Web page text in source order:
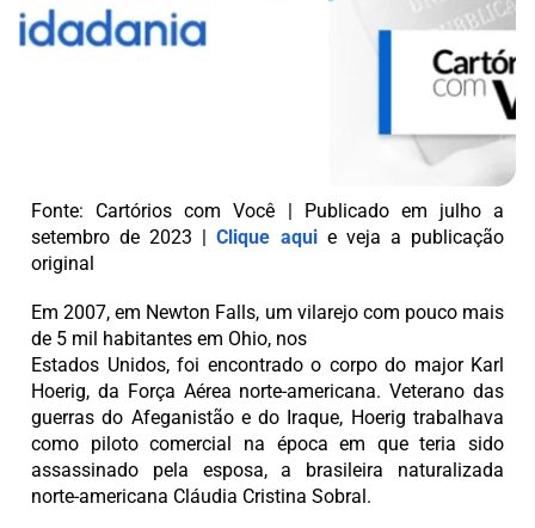
Fonte: Cartórios com Você | Publicado em julho a
setembro de 2023 |Clique aquie veja a publicação
original
Em 2007, em Newton Falls, um vilarejo com pouco mais
de 5 mil habitantes em Ohio, nos
Estados Unidos, foi encontrado o corpo do major Karl
Hoerig, da Força Aérea norte-americana. Veterano das
guerras do Afeganistão e do Iraque, Hoerig trabalhava
como piloto comercial na época em que teria sido
assassinado pela esposa, a brasileira naturalizada
norte-americana Cláudia Cristina Sobral.